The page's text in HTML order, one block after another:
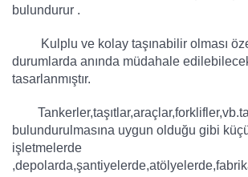
bulundurur .
Kulplu ve kolay taşınabilir olması
durumlarda anında müdahale
tasarlanmıştır.
bulundurulmasına uygun olduğu gibi
işletmelerde